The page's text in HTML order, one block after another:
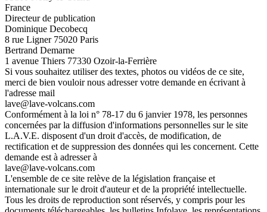
France
Directeur de publication
Dominique Decobecq
8 rue Ligner 75020 Paris
Bertrand Demarne
1 avenue Thiers 77330 Ozoir-la-Ferrière
Si vous souhaitez utiliser des textes, photos ou vidéos de ce site,
merci de bien vouloir nous adresser votre demande en écrivant à
l'adresse mail
lave@lave-volcans.com
Conformément à la loi n° 78-17 du 6 janvier 1978, les personnes
concernées par la diffusion d'informations personnelles sur le site
L.A.V.E. disposent d'un droit d'accès, de modification, de
rectification et de suppression des données qui les concernent. Cette
demande est à adresser à
lave@lave-volcans.com
L'ensemble de ce site relève de la législation française et
internationale sur le droit d'auteur et de la propriété intellectuelle.
Tous les droits de reproduction sont réservés, y compris pour les